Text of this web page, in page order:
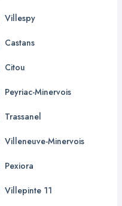
Villespy
Castans
Citou
Peyriac-Minervois
Trassanel
Villeneuve-Minervois
Pexiora
Villepinte 11